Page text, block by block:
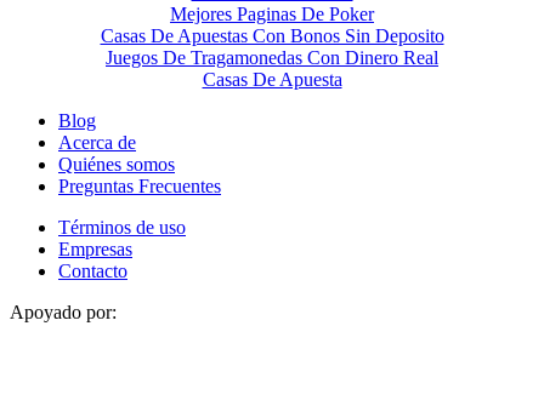
Mejores Paginas De Poker
Casas De Apuestas Con Bonos Sin Deposito
Juegos De Tragamonedas Con Dinero Real
Casas De Apuesta
Blog
Acerca de
Quiénes somos
Preguntas Frecuentes
Términos de uso
Empresas
Contacto
Apoyado por: